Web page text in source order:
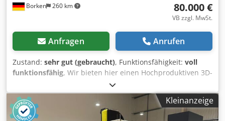
Borken 260 km 80.000 €
VB zzgl. MwSt.
Anfragen Anrufen
Zustand: sehr gut (gebraucht), Funktionsfähigkeit: voll
funktionsfähig, Wir bieten hier einen Hochproduktiven 3D-
Drucker für die industrielle Serienfertigung an Trumpf
TruPrint 3000 G02 mit den Optionen Zirox Sensor,
Singlelaser, Powder Bed Monitoring Trumpf TruPrint 3000
inkl. Filteranlage Seriennummer: S0721Q0022
Kleinanzeige